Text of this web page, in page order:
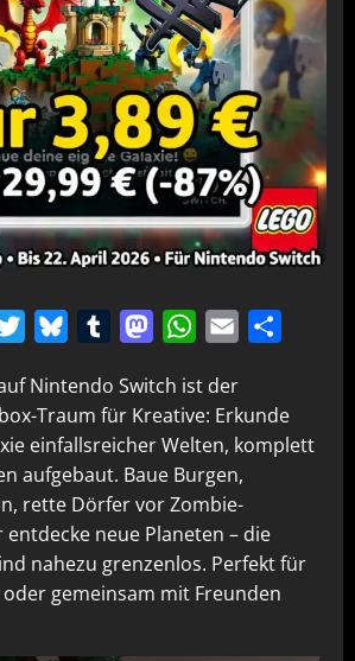
TwitterBlueskyTumblrMastodonWhatsApp
Email
Nintendo Switch ist der
Traum für Kreative: Erkunde
einfallsreicher Welten, komplett
aufgebaut. Baue Burgen,
rette Dörfer vor Zombie-
neue Planeten – die
nahezu grenzenlos. Perfekt für
gemeinsam mit Freunden